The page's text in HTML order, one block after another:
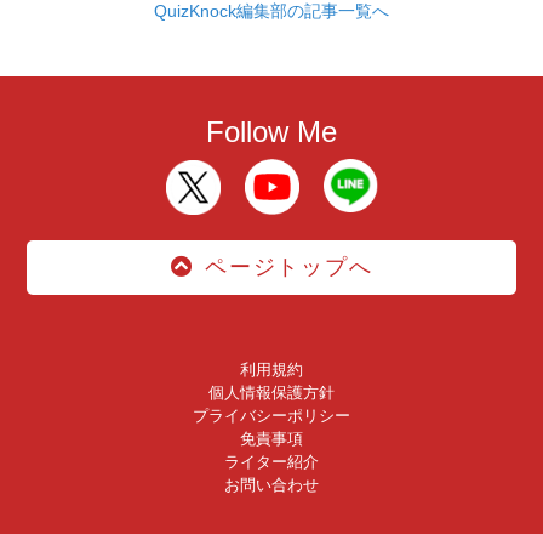
QuizKnock編集部の記事一覧へ
Follow Me
ページトップへ
利用規約
個人情報保護方針
プライバシーポリシー
免責事項
ライター紹介
お問い合わせ